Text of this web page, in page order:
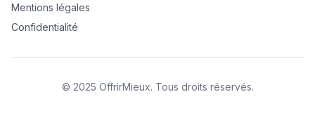
Mentions légales
Confidentialité
© 2025 OffrirMieux. Tous droits réservés.